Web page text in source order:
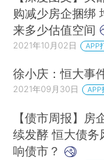
购减少房企捆绑
来多少估值空间
2021年10月02日 APP
徐小庆：恒大事
2021年09月30日 APP
【债市周报】房
续发酵 恒大债务
响债市？